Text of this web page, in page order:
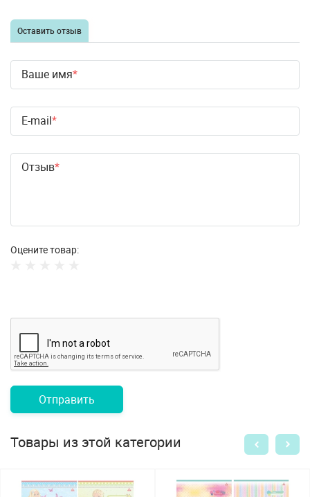
Оставить отзыв
Ваше имя
E-mail
Отзыв
Оцените товар:
Отправить
Товары из этой категории